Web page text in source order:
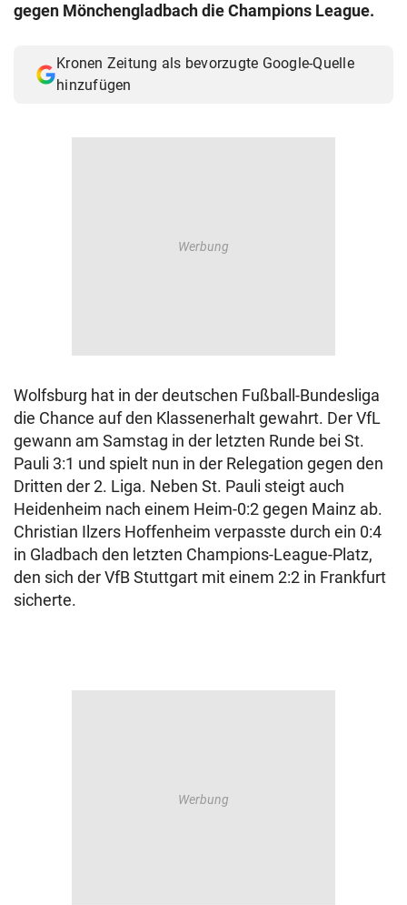
gegen Mönchengladbach die Champions League.
Kronen Zeitung als bevorzugte Google-Quelle
hinzufügen
Wolfsburg hat in der deutschen Fußball-Bundesliga
die Chance auf den Klassenerhalt gewahrt. Der VfL
gewann am Samstag in der letzten Runde bei St.
Pauli 3:1 und spielt nun in der Relegation gegen den
Dritten der 2. Liga. Neben St. Pauli steigt auch
Heidenheim nach einem Heim-0:2 gegen Mainz ab.
Christian Ilzers Hoffenheim verpasste durch ein 0:4
in Gladbach den letzten Champions-League-Platz,
den sich der VfB Stuttgart mit einem 2:2 in Frankfurt
sicherte.